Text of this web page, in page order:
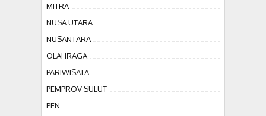
MITRA
NUSA UTARA
NUSANTARA
OLAHRAGA
PARIWISATA
PEMPROV SULUT
PEN